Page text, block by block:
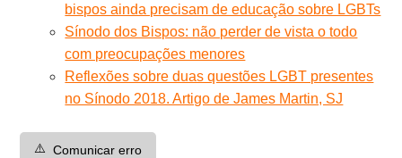
bispos ainda precisam de educação sobre LGBTs
Sínodo dos Bispos: não perder de vista o todo
com preocupações menores
Reflexões sobre duas questões LGBT presentes
no Sínodo 2018. Artigo de James Martin, SJ
⚠️ Comunicar erro